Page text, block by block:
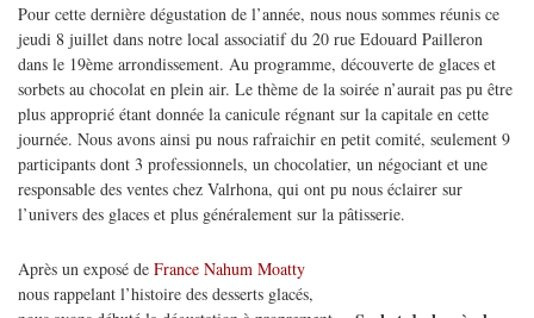
Pour cette dernière dégustation de l’année, nous nous sommes réunis ce
jeudi 8 juillet dans notre local associatif du 20 rue Edouard Pailleron
dans le 19ème arrondissement. Au programme, découverte de glaces et
sorbets au chocolat en plein air. Le thème de la soirée n’aurait pas pu être
plus approprié étant donnée la canicule régnant sur la capitale en cette
journée. Nous avons ainsi pu nous rafraichir en petit comité, seulement 9
participants dont 3 professionnels, un chocolatier, un négociant et une
responsable des ventes chez Valrhona, qui ont pu nous éclairer sur
l’univers des glaces et plus généralement sur la pâtisserie.
Après un exposé de France Nahum Moatty
nous rappelant l’histoire des desserts glacés,